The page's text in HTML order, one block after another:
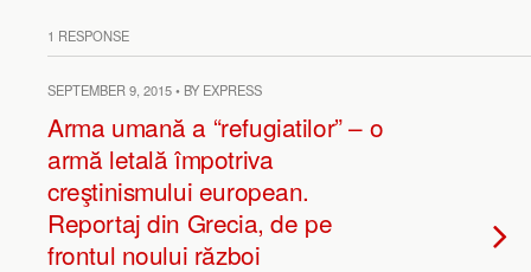
1 RESPONSE
SEPTEMBER 9, 2015 • BY EXPRESS
Arma umană a “refugiatilor” – o
armă letală împotriva
creştinismului european.
Reportaj din Grecia, de pe
frontul noului război